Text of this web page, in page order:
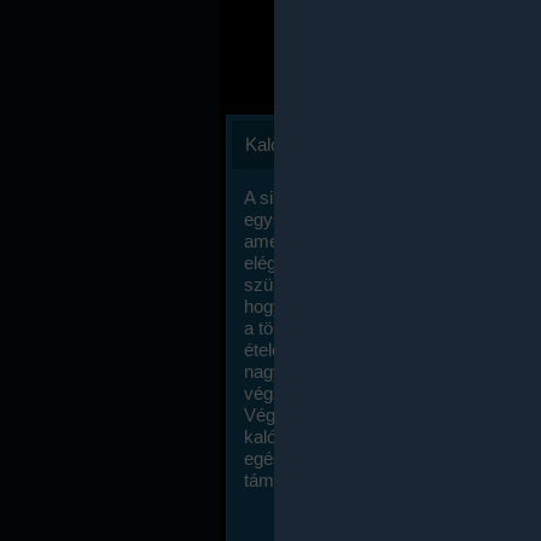
Kalóriaszámlálás
A sikeres fogyás titka valójában igen
egyszerű: égess több energiát, mint
amennyit beviszel. Természetesen
elég nagy fegyelemre és akaraterőre
szükség, de meglepődve fogod
hogy a kalóriaszámolás mennyire
a többi diétához képest. Itt nincsenek
ételek és a megengedett kalóriabevitelt
nagymértékben növelheted ha
végzel.
Végül, de nem utolsó sorban, a
kalóriaszámolás módszerét a legtöbb
egészségügyi szakorvos ajánlja és
támogatja.